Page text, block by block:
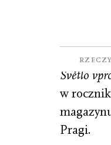
(ur.
Světlo
w
Pragi.